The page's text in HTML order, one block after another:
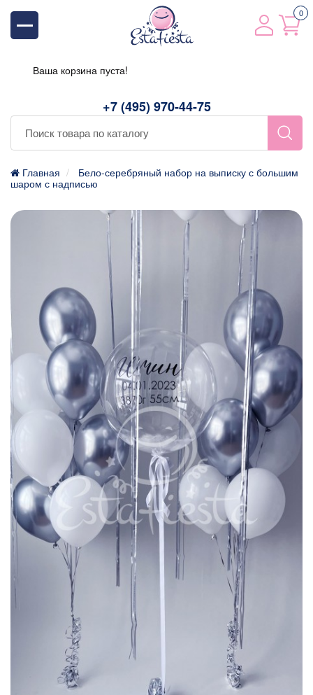
+7 (495) 970-44-75
0
Ваша корзина пуста!
Главная
Бело-серебряный набор на выписку с большим
шаром с надписью